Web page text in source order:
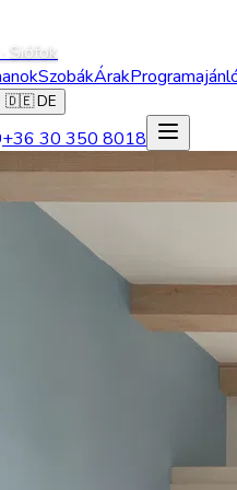
Siófok
SzobákÁrak
🇩🇪DE
+36 30 350 8018